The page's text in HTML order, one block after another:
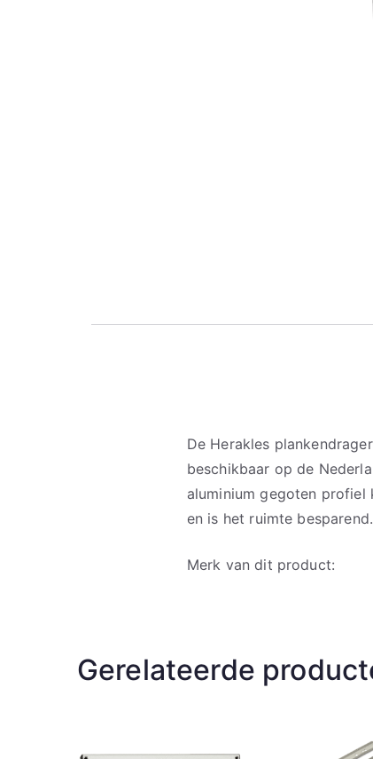
De Herakles
beschikbaar op de
aluminium gegoten
en is het ruimte besparend.
Merk van dit product:
Gerelateerde